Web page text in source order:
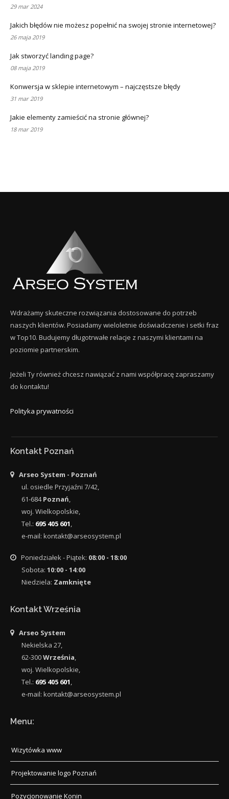
29 mar 2024
Jakich błędów nie możesz popełnić na swojej stronie internetowej?
26 maja 2019
Jak stworzyć landing page?
08 maja 2019
Konwersja w sklepie internetowym – najczęstsze błędy
31 mar 2019
Jakie elementy zamieścić na stronie głównej?
18 mar 2019
Wdrażamy skuteczne rozwiązania dostosowane do potrzeb
naszych klientów. Posiadamy wieloletnie doświadczenie i setki fraz
w Top10. Budujemy długotrwałe relacje z naszymi klientami na
poziomie partnerskim.
Jeżeli Ty również chcesz nawiązać z nami współpracę zapraszamy
do kontaktu!
Polityka prywatności
Kontakt Poznań
Arseo System - Poznań
ul. osiedle Przyjaźni 7/42,
61-684 Poznań,
woj. Wielkopolskie,
Tel.: 695 405 601,
e-mail: kontakt@arseosystem.pl
Poniedziałek - Piątek: 08:00 - 18:00
Sobota: 10:00 - 14:00
Niedziela: Zamknięte
Kontakt Września
Arseo System
Nekielska 27,
62-300Września,
woj. Wielkopolskie,
Tel.: 695 405 601,
e-mail: kontakt@arseosystem.pl
Menu:
Wizytówka www
Projektowanie logo Poznań
Pozycjonowanie Konin